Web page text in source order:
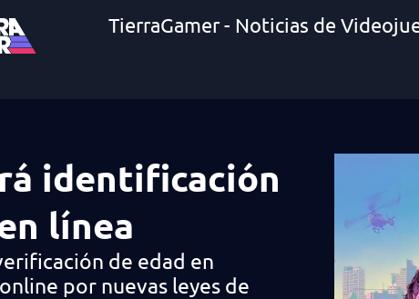
TierraGamer - Noticias de
identificación
línea
de edad en
por nuevas leyes de